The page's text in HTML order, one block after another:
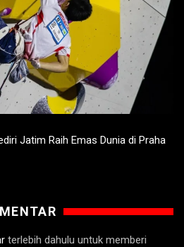
Jatim Raih Emas Dunia di Praha
terlebih dahulu untuk memberi